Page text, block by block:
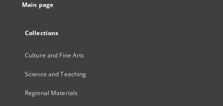
Main page
Collections
Culture and Fine Arts
Science and Teaching
Regional Materials